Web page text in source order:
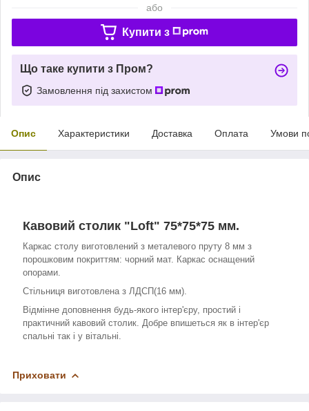
або
Купити з
Що таке купити з Пром?
Замовлення під захистом
Опис Характеристики Доставка Оплата Умови
Опис
Кавовий столик "Loft" 75*75*75 мм.
Каркас столу виготовлений з металевого пруту 8 мм з
порошковим покриттям: чорний мат. Каркас оснащений
опорами.
Стільниця виготовлена з ЛДСП(16 мм).
Відмінне доповнення будь-якого інтер'єру, простий і
практичний кавовий столик. Добре впишеться як в інтер'єр
спальні так і у вітальні.
Приховати